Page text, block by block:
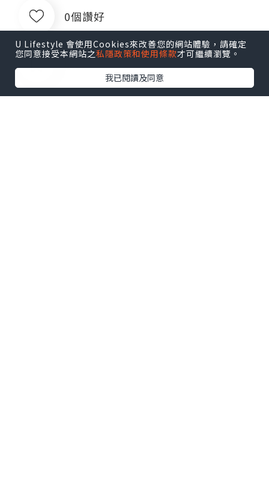
0個讚好
收藏
U Lifestyle 會使用Cookies來改善您的網站體驗，請確定
您同意接受本網站之私隱政策和使用條款才可繼續瀏覽。
我已閱讀及同意